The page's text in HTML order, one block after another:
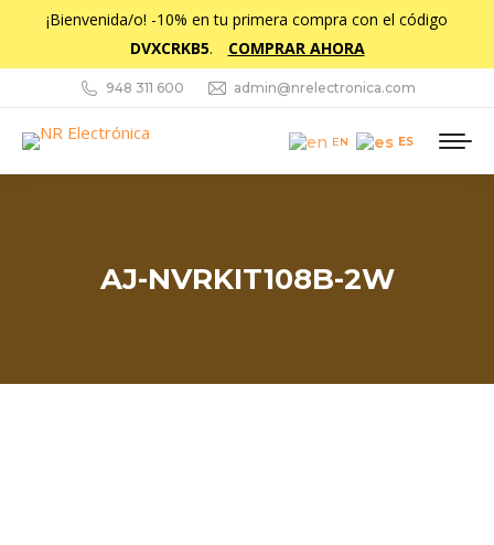
¡Bienvenida/o! -10% en tu primera compra con el código
DVXCRKB5. COMPRAR AHORA
948 311 600 admin@nrelectronica.com
EN ES
AJ-NVRKIT108B-2W